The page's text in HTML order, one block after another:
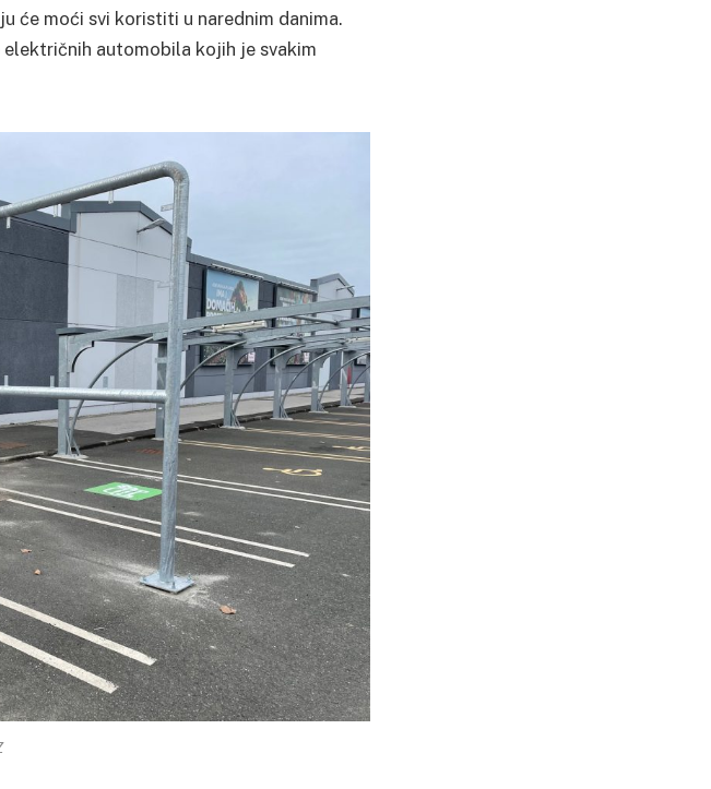
će moći svi koristiti u narednim danima.
automobila kojih je svakim